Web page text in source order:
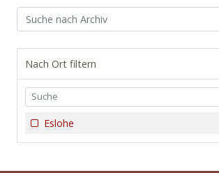
Nach Ort filtern
Eslohe